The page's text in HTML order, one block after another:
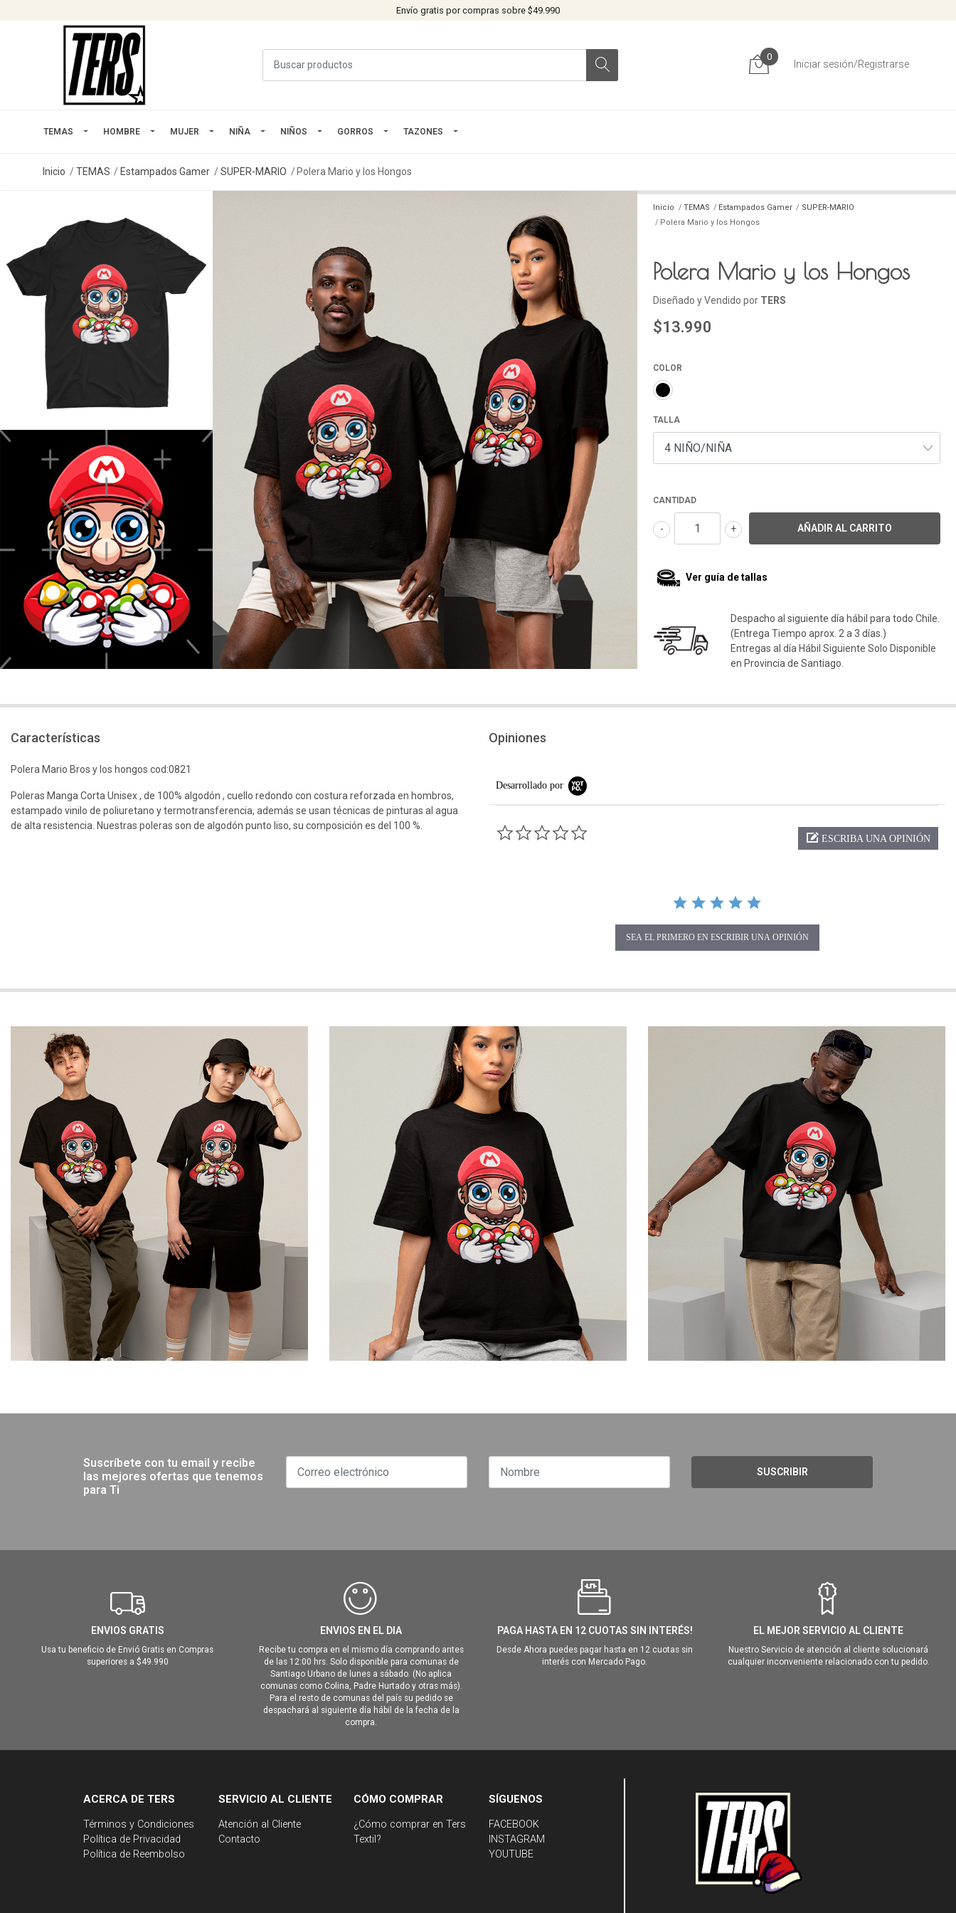
Envío gratis por compras sobre $49.990
0
Iniciar sesión/Registrarse
TEMAS HOMBRE MUJER NIÑA NIÑOS GORROS TAZONES
Inicio TEMAS Estampados Gamer SUPER-MARIO Polera Mario y los Hongos
Inicio TEMAS Estampados Gamer
SUPER-MARIO
Polera Mario y los Hongos
Polera Mario y los Hongos
Diseñado y Vendido por TERS
$13.990
COLOR
TALLA
CANTIDAD
+
-
Ver guía de tallas
Despacho al siguiente día hábil para todo Chile.
(Entrega Tiempo aprox. 2 a 3 días.)
Entregas al día Hábil Siguiente Solo Disponible
en Provincia de Santiago.
Características
Polera Mario Bros y los hongos cod:0821
Poleras Manga Corta Unisex , de 100% algodón , cuello redondo con costura reforzada en hombros,
estampado vinilo de poliuretano y termotransferencia, además se usan técnicas de pinturas al agua
de alta resistencia. Nuestras poleras son de algodón punto liso, su composición es del 100 %.
Opiniones
Desarrollado por
ESCRIBA UNA OPINIÓN
SEA EL PRIMERO EN ESCRIBIR UNA OPINIÓN
Suscríbete con tu email y recibe
las mejores ofertas que tenemos
para Ti
SUSCRIBIR
ENVIOS GRATIS
Usa tu beneficio de Envió Gratis en Compras
superiores a $49.990
ENVIOS EN EL DIA
Recibe tu compra en el mismo día comprando antes
de las 12:00 hrs. Solo disponible para comunas de
Santiago Urbano de lunes a sábado. (No aplica
comunas como Colina, Padre Hurtado y otras más).
Para el resto de comunas del país su pedido se
despachará al siguiente día hábil de la fecha de la
compra.
PAGA HASTA EN 12 CUOTAS SIN INTERÉS!
Desde Ahora puedes pagar hasta en 12 cuotas sin
interés con Mercado Pago.
EL MEJOR SERVICIO AL CLIENTE
Nuestro Servicio de atención al cliente solucionará
cualquier inconveniente relacionado con tu pedido.
ACERCA DE TERS
Términos y Condiciones
Política de Privacidad
Política de Reembolso
SERVICIO AL CLIENTE
Atención al Cliente
Contacto
CÓMO COMPRAR
¿Cómo comprar en Ters
Textil?
SÍGUENOS
FACEBOOK
INSTAGRAM
YOUTUBE